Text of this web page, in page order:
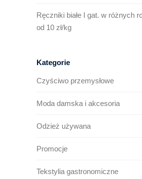
Ręczniki białe I gat. w różnych
od 10 zł/kg
Kategorie
Czyściwo przemysłowe
Moda damska i akcesoria
Odzież używana
Promocje
Tekstylia gastronomiczne